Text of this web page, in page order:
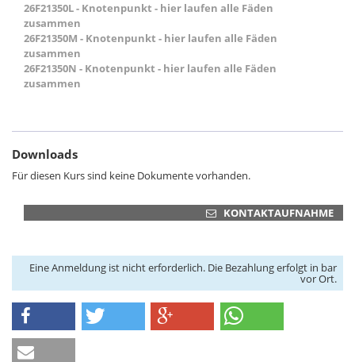
26F21350L - Knotenpunkt - hier laufen alle Fäden
zusammen
26F21350M - Knotenpunkt - hier laufen alle Fäden
zusammen
26F21350N - Knotenpunkt - hier laufen alle Fäden
zusammen
Downloads
Für diesen Kurs sind keine Dokumente vorhanden.
KONTAKTAUFNAHME
Eine Anmeldung ist nicht erforderlich. Die Bezahlung erfolgt in bar
vor Ort.